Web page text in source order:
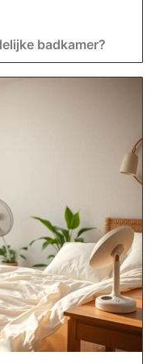
badkamer?